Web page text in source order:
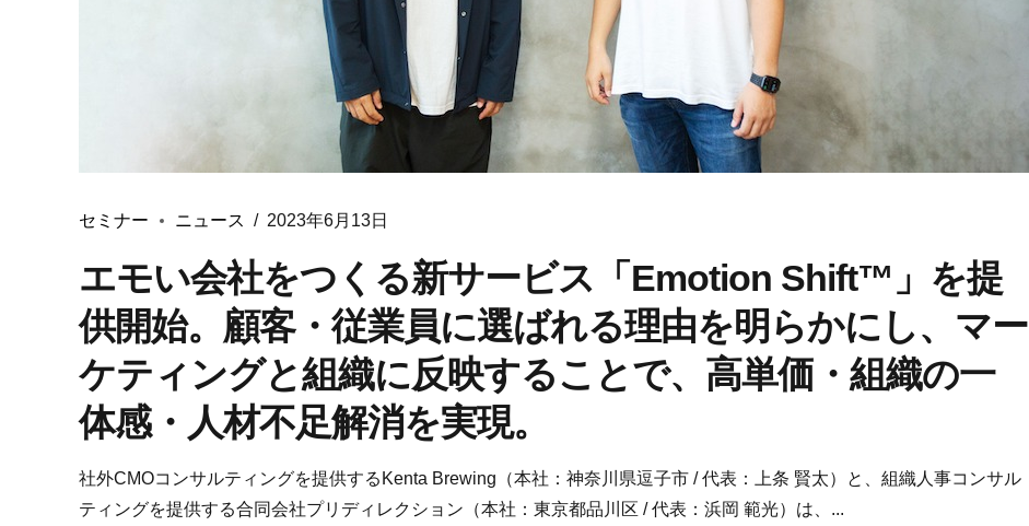
セミナー ニュース 2023年6月13日
エモい会社をつくる新サービス「Emotion Shift™」を提
供開始。顧客・従業員に選ばれる理由を明らかにし、マー
ケティングと組織に反映することで、高単価・組織の一
体感・人材不足解消を実現。
社外CMOコンサルティングを提供するKenta Brewing（本社：神奈川県逗子市 / 代表：上条 賢太）と、組織人事コンサル
ティングを提供する合同会社プリディレクション（本社：東京都品川区 / 代表：浜岡 範光）は、...